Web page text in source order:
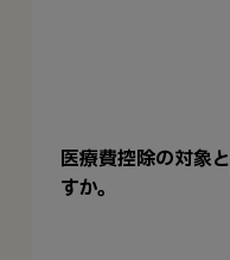
医療費控除の対象
すか。